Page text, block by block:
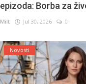
epizoda: Borba za
Milt Jul 30, 2026 0
Novosti